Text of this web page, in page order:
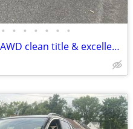
• • • • • • •
2018 Nissan rogue SV Sport AWD clean title & excellent condition